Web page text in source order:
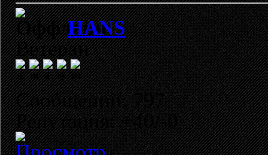
HANS
Ветеран
Сообщений: 797
Репутация: +40/-0